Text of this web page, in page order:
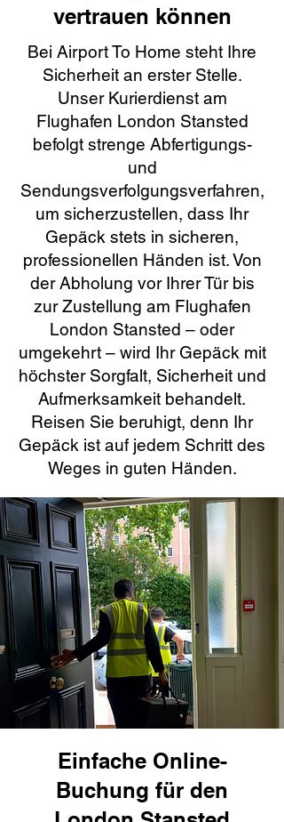
vertrauen können
Bei Airport To Home steht Ihre
Sicherheit an erster Stelle.
Unser Kurierdienst am
Flughafen London Stansted
befolgt strenge Abfertigungs-
und
Sendungsverfolgungsverfahren,
um sicherzustellen, dass Ihr
Gepäck stets in sicheren,
professionellen Händen ist. Von
der Abholung vor Ihrer Tür bis
zur Zustellung am Flughafen
London Stansted – oder
umgekehrt – wird Ihr Gepäck mit
höchster Sorgfalt, Sicherheit und
Aufmerksamkeit behandelt.
Reisen Sie beruhigt, denn Ihr
Gepäck ist auf jedem Schritt des
Weges in guten Händen.
Einfache Online-
Buchung für den